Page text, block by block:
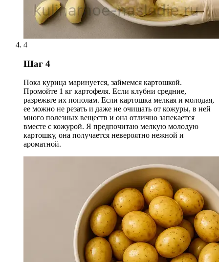
4
Шаг 4
Пока курица маринуется, займемся картошкой.
Промойте 1 кг картофеля. Если клубни средние,
разрежьте их пополам. Если картошка мелкая и молодая,
ее можно не резать и даже не очищать от кожуры, в ней
много полезных веществ и она отлично запекается
вместе с кожурой. Я предпочитаю мелкую молодую
картошку, она получается невероятно нежной и
ароматной.